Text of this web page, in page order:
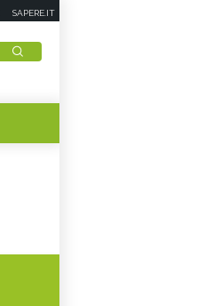
SAPERE.IT